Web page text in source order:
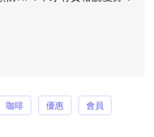
咖啡 優惠 會員